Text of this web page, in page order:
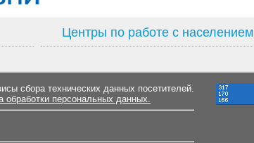
Центры по работе с населением
сбора технических данных посетителей.
обработки персональных данных.